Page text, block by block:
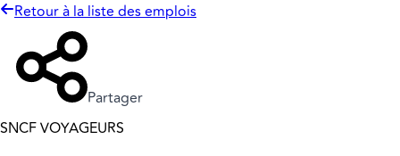
Retour à la liste des emplois
Partager
SNCF VOYAGEURS